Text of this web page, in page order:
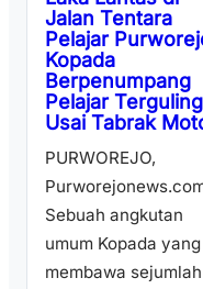
Jalan Tentara
Pelajar
Kopada
Berpenumpang
Pelajar Terguling
Usai Tabrak
PURWOREJO,
Sebuah angkutan
umum Kopada yang
membawa sejumlah